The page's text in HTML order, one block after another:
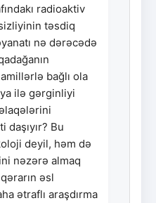
radioaktiv
təsdiq
nə dərəcədə
bağlı ola
ilə gərginliyi
Bu
deyil, həm də
nəzərə almaq
əsl
ətraflı araşdırma